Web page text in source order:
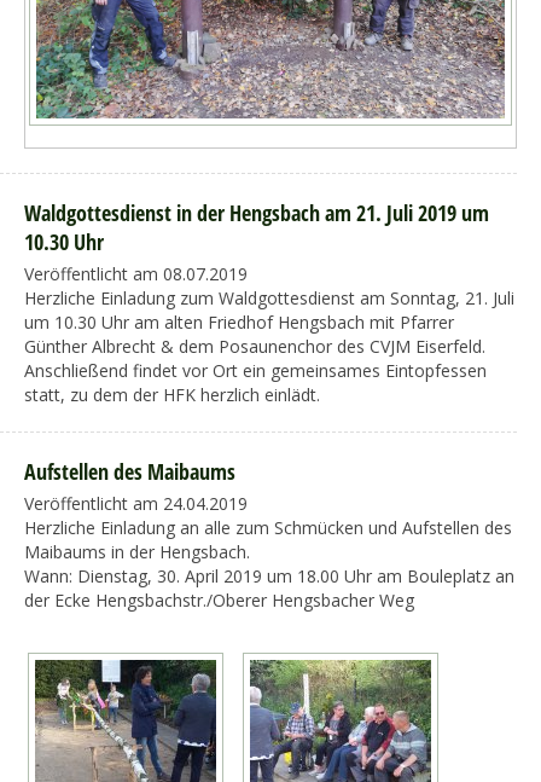
Waldgottesdienst in der Hengsbach am 21. Juli 2019 um
10.30 Uhr
Veröffentlicht am 08.07.2019
Herzliche Einladung zum Waldgottesdienst am Sonntag, 21. Juli
um 10.30 Uhr am alten Friedhof Hengsbach mit Pfarrer
Günther Albrecht & dem Posaunenchor des CVJM Eiserfeld.
Anschließend findet vor Ort ein gemeinsames Eintopfessen
statt, zu dem der HFK herzlich einlädt.
Aufstellen des Maibaums
Veröffentlicht am 24.04.2019
Herzliche Einladung an alle zum Schmücken und Aufstellen des
Maibaums in der Hengsbach.
Wann: Dienstag, 30. April 2019 um 18.00 Uhr am Bouleplatz an
der Ecke Hengsbachstr./Oberer Hengsbacher Weg